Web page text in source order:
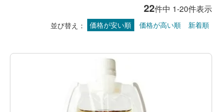
並び替え 価格が安い順 価格が高い順 新着順
22件中 1-20件表示